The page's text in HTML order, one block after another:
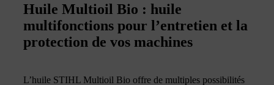
Huile Multioil Bio : huile
multifonctions pour l’entretien et la
protection de vos machines
L’huile STIHL Multioil Bio offre de multiples possibilités